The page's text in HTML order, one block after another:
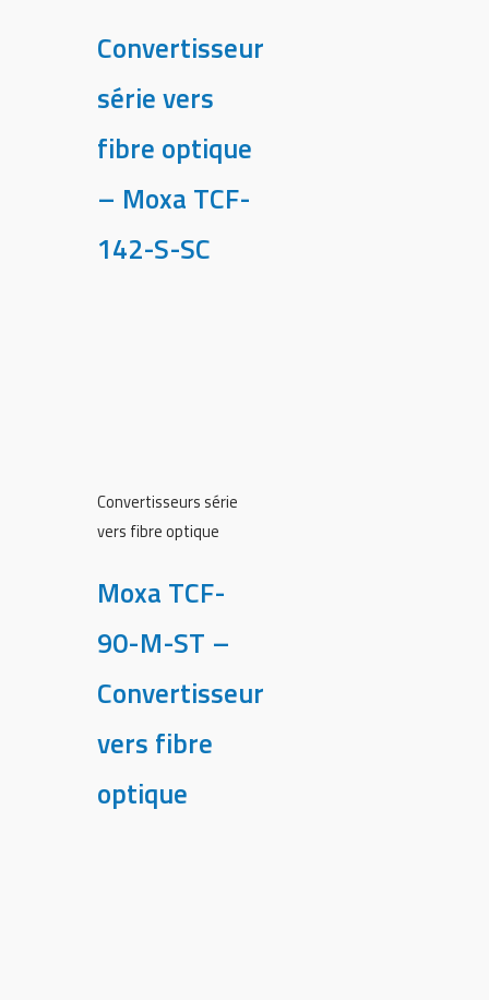
Convertisseur
série vers
fibre optique
– Moxa TCF-
142-S-SC
Convertisseurs série
vers fibre optique
Moxa TCF-
90-M-ST –
Convertisseur
vers fibre
optique